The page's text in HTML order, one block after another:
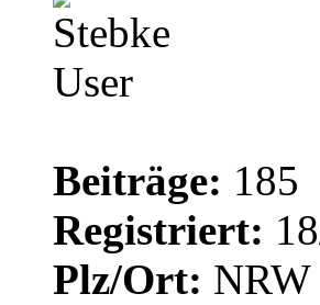
Beiträge: 185
Registriert:
Plz/Ort: NRW